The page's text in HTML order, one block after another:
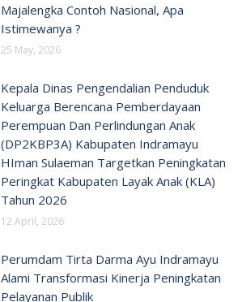
Majalengka Contoh Nasional, Apa
Istimewanya ?
25 May, 2026
Kepala Dinas Pengendalian Penduduk
Keluarga Berencana Pemberdayaan
Perempuan Dan Perlindungan Anak
(DP2KBP3A) Kabupaten Indramayu
HIman Sulaeman Targetkan Peningkatan
Peringkat Kabupaten Layak Anak (KLA)
Tahun 2026
12 April, 2026
Perumdam Tirta Darma Ayu Indramayu
Alami Transformasi Kinerja Peningkatan
Pelayanan Publik